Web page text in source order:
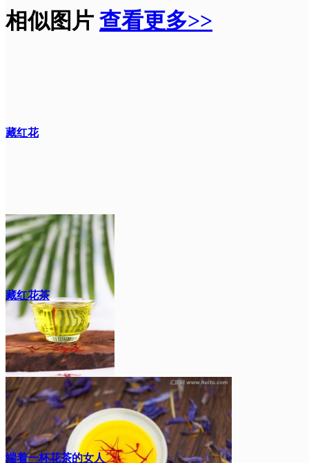
相似图片 查看更多>>
藏红花
藏红花茶
端着一杯花茶的女人